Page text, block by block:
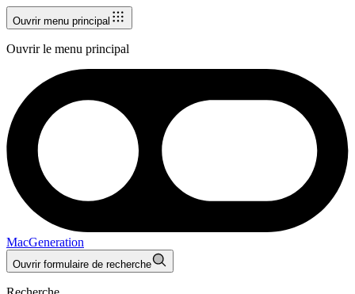
Ouvrir menu principal
Ouvrir le menu principal
MacGeneration
Ouvrir formulaire de recherche